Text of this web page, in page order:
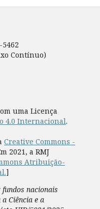
Contínuo)
uma Licença
4.0 Internacional.
Creative Commons -
2021, a RMJ
Atribuição-
]
nacionais
Ciência e a